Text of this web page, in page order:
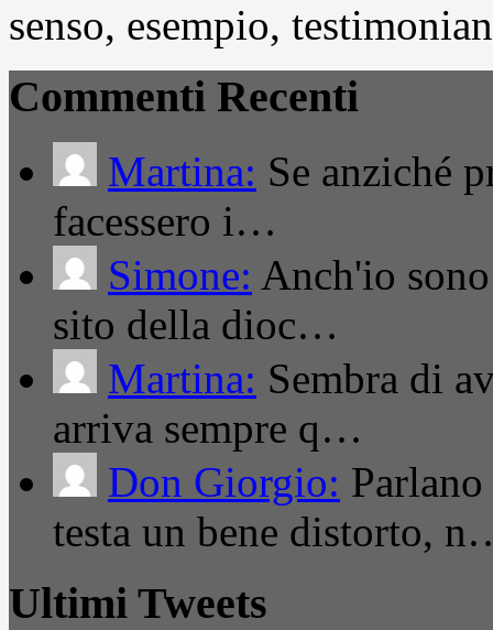
senso, esempio,
Commenti Recenti
Martina: Se anziché
facessero i…
Simone: Anch'io
sito della dioc…
Martina: Sembra di
arriva sempre q…
Don Giorgio:
testa un bene distorto,
Ultimi Tweets